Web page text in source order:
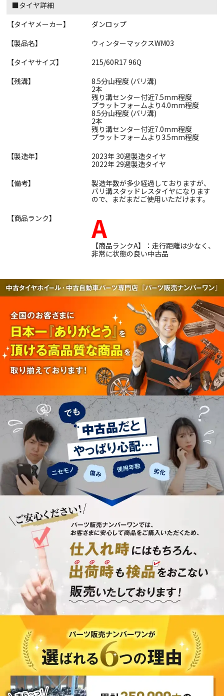
■タイヤ詳細
【タイヤメーカー】
ダンロップ
【製品名】
ウィンターマックスWM03
【タイヤサイズ】
215/60R17 96Q
【残溝】
8.5分山程度 (バリ溝)
2本
残り溝センター付近7.5mm程度
プラットフォームより4.0mm程度
8.5分山程度 (バリ溝)
2本
残り溝センター付近7.0mm程度
プラットフォームより3.5mm程度
【製造年】
2023年 30週製造タイヤ
2022年 29週製造タイヤ
【備考】
製造年数が多少経過しておりますが、
バリ溝スタッドレスタイヤになります
ので、まだまだご使用いただけます。
【商品ランク】
A
【商品ランクA】：走行距離は少なく、
非常に状態の良い中古品